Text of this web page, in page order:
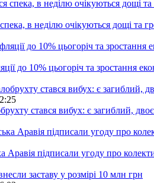
в неділю очікуються дощі та
до 10% цьогоріч та зростання
стався вибух: є загиблий,
Аравія підписали угоду про